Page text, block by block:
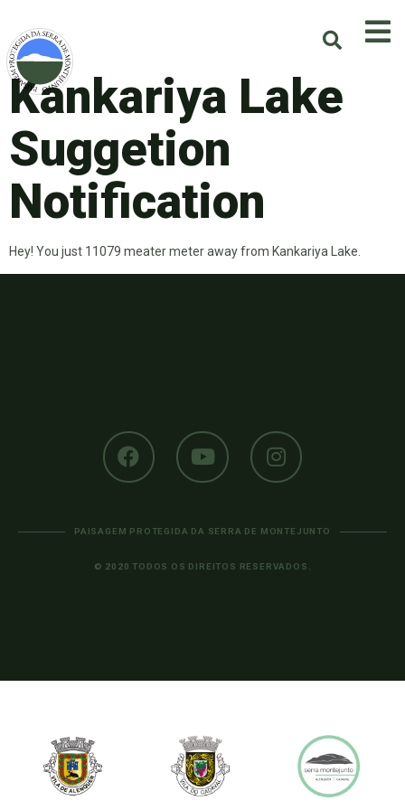
Kankariya Lake
Suggetion
Notification
Hey! You just 11079 meater meter away from Kankariya Lake.
PAISAGEM PROTEGIDA DA SERRA DE MONTEJUNTO
© 2020 TODOS OS DIREITOS RESERVADOS.